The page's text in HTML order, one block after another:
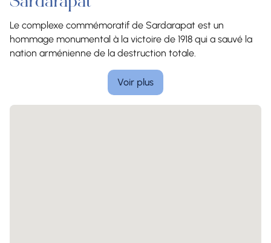
Le complexe commémoratif de Sardarapat est un
hommage monumental à la victoire de 1918 qui a sauvé la
nation arménienne de la destruction totale.
Voir plus